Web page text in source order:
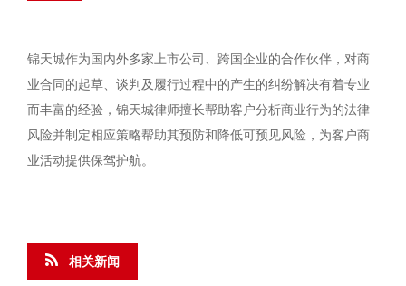
锦天城作为国内外多家上市公司、跨国企业的合作伙伴，对商
业合同的起草、谈判及履行过程中的产生的纠纷解决有着专业
而丰富的经验，锦天城律师擅长帮助客户分析商业行为的法律
风险并制定相应策略帮助其预防和降低可预见风险，为客户商
业活动提供保驾护航。
相关新闻